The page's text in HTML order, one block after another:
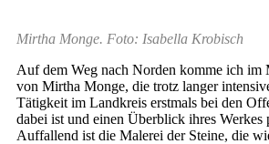
Mirtha Monge. Foto: Isabella Krobisch
Auf dem Weg nach Norden komme ich im
von Mirtha Monge, die trotz langer
Tätigkeit im Landkreis erstmals bei den
dabei ist und einen Überblick ihres Werkes
Auffallend ist die Malerei der Steine, die